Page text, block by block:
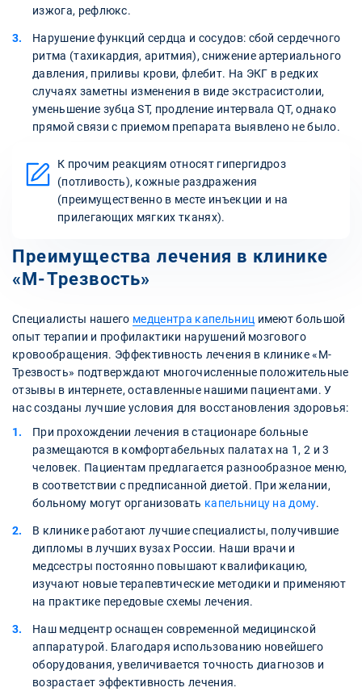
изжога, рефлюкс.
Нарушение функций сердца и сосудов: сбой сердечного
ритма (тахикардия, аритмия), снижение артериального
давления, приливы крови, флебит. На ЭКГ в редких
случаях заметны изменения в виде экстрасистолии,
уменьшение зубца ST, продление интервала QT, однако
прямой связи с приемом препарата выявлено не было.
К прочим реакциям относят гипергидроз
(потливость), кожные раздражения
(преимущественно в месте инъекции и на
прилегающих мягких тканях).
Преимущества лечения в клинике
«М-Трезвость»
Специалисты нашего медцентра капельниц имеют большой
опыт терапии и профилактики нарушений мозгового
кровообращения. Эффективность лечения в клинике «М-
Трезвость» подтверждают многочисленные положительные
отзывы в интернете, оставленные нашими пациентами. У
нас созданы лучшие условия для восстановления здоровья:
При прохождении лечения в стационаре больные
размещаются в комфортабельных палатах на 1, 2 и 3
человек. Пациентам предлагается разнообразное меню,
в соответствии с предписанной диетой. При желании,
больному могут организовать капельницу на дому.
В клинике работают лучшие специалисты, получившие
дипломы в лучших вузах России. Наши врачи и
медсестры постоянно повышают квалификацию,
изучают новые терапевтические методики и применяют
на практике передовые схемы лечения.
Наш медцентр оснащен современной медицинской
аппаратурой. Благодаря использованию новейшего
оборудования, увеличивается точность диагнозов и
возрастает эффективность лечения.